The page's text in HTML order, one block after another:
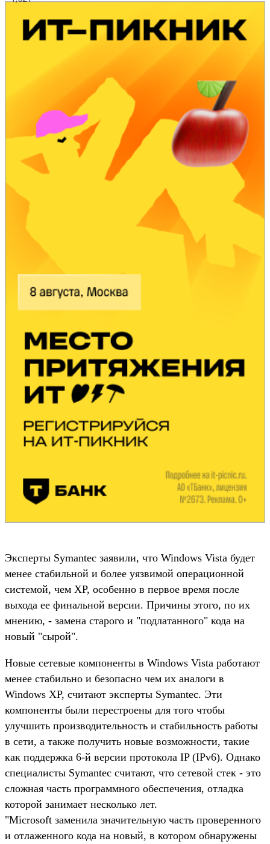
Эксперты Symantec заявили, что Windows Vista будет
менее стабильной и более уязвимой операционной
системой, чем ХР, особенно в первое время после
выхода ее финальной версии. Причины этого, по их
мнению, - замена старого и "подлатанного" кода на
новый "сырой".
Новые сетевые компоненты в Windows Vista работают
менее стабильно и безопасно чем их аналоги в
Windows ХР, считают эксперты Symantec. Эти
компоненты были перестроены для того чтобы
улучшить производительность и стабильность работы
в сети, а также получить новые возможности, такие
как поддержка 6-й версии протокола IP (IPv6). Однако
специалисты Symantec считают, что сетевой стек - это
сложная часть программного обеспечения, отладка
которой занимает несколько лет.
"Microsoft заменила значительную часть проверенного
и отлаженного кода на новый, в котором обнаружены